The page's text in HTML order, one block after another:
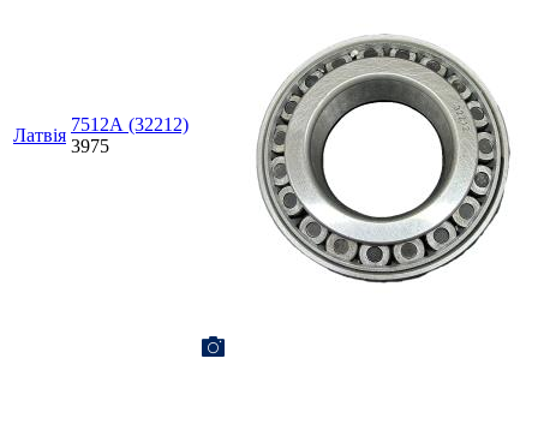
Латвія
7512А (32212)
3975